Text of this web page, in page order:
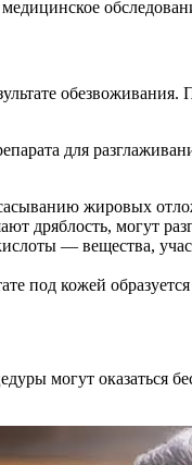
для
жировых
дряблость, могут
— вещества,
под кожей
могут оказаться